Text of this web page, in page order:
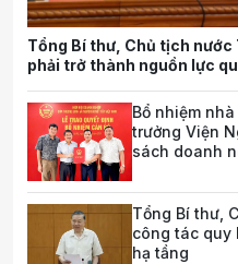
Tổng Bí thư, Chủ tịch nước
phải trở thành nguồn lực
Bổ nhiệm
trưởng Viện
sách doanh
Tổng Bí thư,
công tác quy
hạ tầng